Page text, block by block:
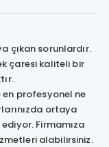
çıkan sorunlardır.
çaresi kaliteli bir
profesyonel ne
ortaya
Firmamıza
alabilirsiniz.